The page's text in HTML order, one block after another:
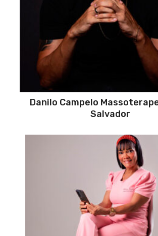
Danilo Campelo
Salvador